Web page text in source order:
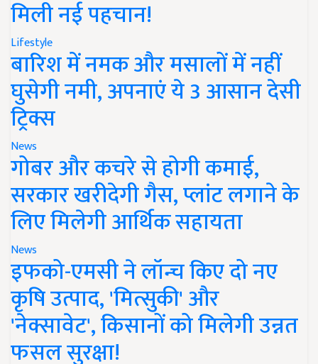
मिली नई पहचान!
Lifestyle
बारिश में नमक और मसालों में नहीं
घुसेगी नमी, अपनाएं ये 3 आसान देसी
ट्रिक्स
News
गोबर और कचरे से होगी कमाई,
सरकार खरीदेगी गैस, प्लांट लगाने के
लिए मिलेगी आर्थिक सहायता
News
इफको-एमसी ने लॉन्च किए दो नए
कृषि उत्पाद, 'मित्सुकी' और
'नेक्सावेट', किसानों को मिलेगी उन्नत
फसल सुरक्षा!